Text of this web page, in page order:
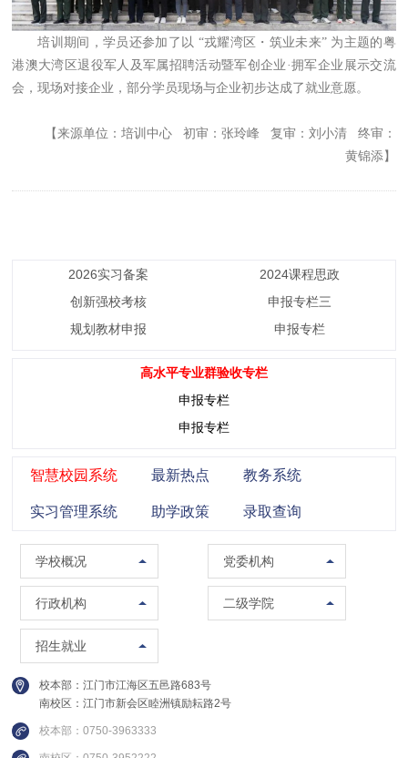
培训期间，学员还参加了以 “戎耀湾区・筑业未来” 为主题的粤
港澳大湾区退役军人及军属招聘活动暨军创企业·拥军企业展示交流
会，现场对接企业，部分学员现场与企业初步达成了就业意愿。
【来源单位：培训中心 初审：张玲峰 复审：刘小清 终审：
黄锦添】
2026实习备案
2024课程思政
创新强校考核
申报专栏三
规划教材申报
申报专栏
高水平专业群验收专栏
申报专栏
申报专栏
智慧校园系统
实习管理系统
最新热点
助学政策
教务系统
录取查询
学校概况
学校概况
校训精神
现任领导
组织架构
联系方式
视频集锦
党委机构
党委组织部（党校）
党委宣传部（普法办公室）
党委统战部
行政机构
党政办公室（法制办公室）
南校区管委会办公室
人事处（教师发展中心）
教务处
质量与评建办公室
二级学院
马克思主义学院
管理学院
招生就业
招生办公室
继续教育学院
创新精英班
校本部：江门市江海区五邑路683号
南校区：江门市新会区睦洲镇励耘路2号
校本部：0750-3963333